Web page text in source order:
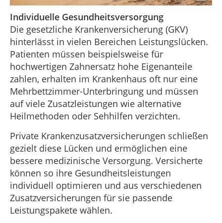
Individuelle Gesundheitsversorgung
Die gesetzliche Krankenversicherung (GKV)
hinterlässt in vielen Bereichen Leistungslücken.
Patienten müssen beispielsweise für
hochwertigen Zahnersatz hohe Eigenanteile
zahlen, erhalten im Krankenhaus oft nur eine
Mehrbettzimmer-Unterbringung und müssen
auf viele Zusatzleistungen wie alternative
Heilmethoden oder Sehhilfen verzichten.
Private Krankenzusatzversicherungen schließen
gezielt diese Lücken und ermöglichen eine
bessere medizinische Versorgung. Versicherte
können so ihre Gesundheitsleistungen
individuell optimieren und aus verschiedenen
Zusatzversicherungen für sie passende
Leistungspakete wählen.